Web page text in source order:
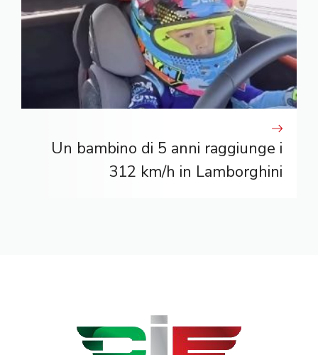
Un bambino di 5 anni raggiunge i
312 km/h in Lamborghini